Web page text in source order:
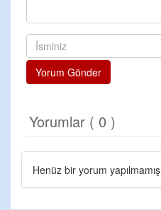
Yorum Gönder
Yorumlar ( 0 )
Henüz bir yorum yapılmamış